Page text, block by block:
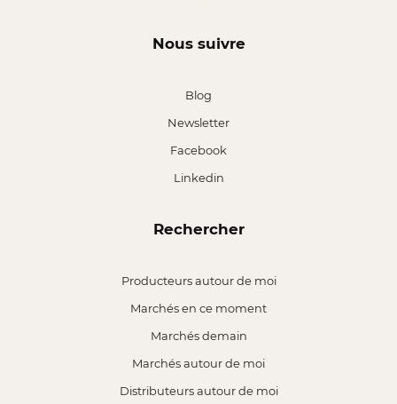
Nous suivre
Blog
Newsletter
Facebook
Linkedin
Rechercher
Producteurs autour de moi
Marchés en ce moment
Marchés demain
Marchés autour de moi
Distributeurs autour de moi